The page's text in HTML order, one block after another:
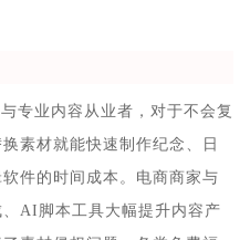
专业内容从业者，对于不会复
素材就能快速制作纪念、日
件的时间成本。电商商家与
AI脚本工具大幅提升内容产